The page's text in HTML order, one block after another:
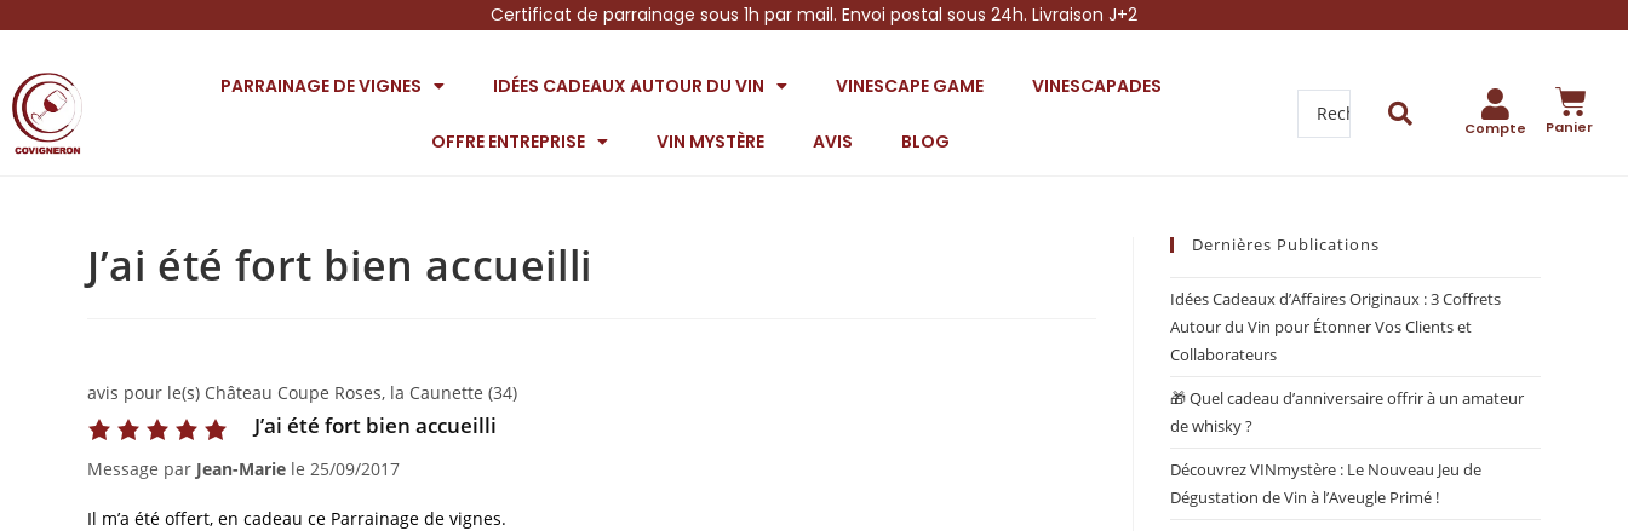
Certificat de parrainage sous 1h par mail. Envoi postal sous 24h. Livraison J+2
PARRAINAGE DE VIGNES IDÉES CADEAUX AUTOUR DU VIN VINESCAPE GAME VINESCAPADES
OFFRE ENTREPRISE VIN MYSTÈRE AVIS BLOG
Compte Panier
J’ai été fort bien accueilli
avis pour le(s) Château Coupe Roses, la Caunette (34)
J’ai été fort bien accueilli
Message par Jean-Marie le 25/09/2017
Il m’a été offert, en cadeau ce Parrainage de vignes.
Dernières Publications
Idées Cadeaux d’Affaires Originaux : 3 Coffrets
Autour du Vin pour Étonner Vos Clients et
Collaborateurs
🎁 Quel cadeau d’anniversaire offrir à un amateur
de whisky ?
Découvrez VINmystère : Le Nouveau Jeu de
Dégustation de Vin à l’Aveugle Primé !